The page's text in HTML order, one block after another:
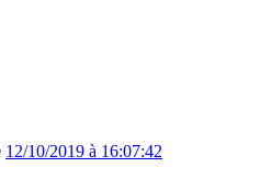
12/10/2019 à 16:07:42